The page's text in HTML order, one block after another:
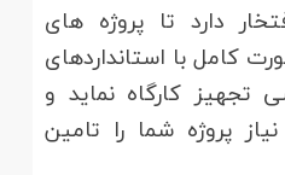
دارد تا پروژه های
کامل با استانداردهای
تجهیز کارگاه نماید و
پروژه شما را تامین